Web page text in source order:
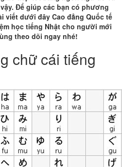
Để giúp các bạn có phương
viết dưới đây Cao đẳng Quốc tế
học tiếng Nhật cho người mới
theo dõi ngay nhé!
chữ cái tiếng